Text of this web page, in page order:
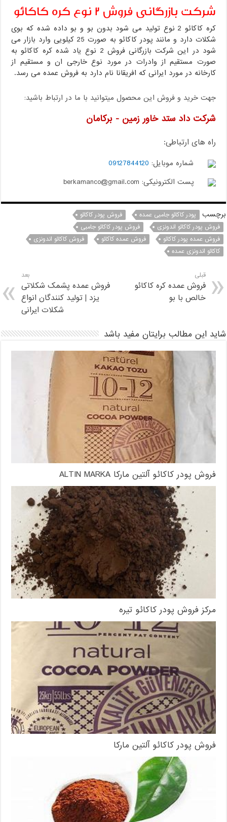
شرکت بازرگانی فروش 2 نوع کره کاکائو
کره کاکائو 2 نوع تولید می شود بدون بو و بو داده شده که بوی
شکلات دارد و مانند پودر کاکائو به صورت 25 کیلویی وارد بازار می
شود در این شرکت بازرگانی فروش 2 نوع یاد شده کره کاکائو به
صورت مستقیم از وادرات در مورد نوع خارجی ان و مستقیم از
کارخانه در مورد ایرانی که افریقانا نام دارد به فروش عمده می رسد.
جهت خرید و فروش این محصول میتوانید با ما در ارتباط باشید:
شرکت داد ستد خاور زمین - برکامان
راه های ارتباطی:
شماره موبایل: 09127844120
پست الکترونیکی: berkamanco@gmail.com
برچسب پودر کاکائو جامبی عمده
فروش پودر کاکائو
فروش پودر کاکائو اندونزی
فروش پودر کاکائو جامبی
فروش عمده پودر کاکائو
فروش عمده کاکائو
فروش کاکائو اندونزی
کاکائو اندونزی عمده
قبلی
فروش عمده کره کاکائو
خالص با بو
بعد
فروش عمده پشمک شکلاتی
یزد | تولید کنندگان انواع
شکلات ایرانی
شاید این مطالب برایتان مفید باشد
فروش پودر کاکائو آلتین مارکا ALTIN MARKA
مرکز فروش پودر کاکائو تیره
فروش پودر کاکائو آلتین مارکا